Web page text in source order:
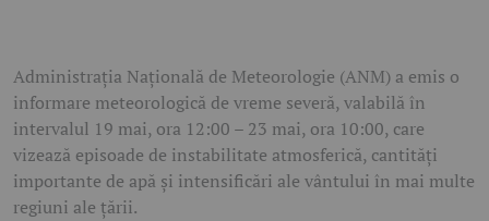
Administrația Națională de Meteorologie (ANM) a emis o
informare meteorologică de vreme severă, valabilă în
intervalul 19 mai, ora 12:00 – 23 mai, ora 10:00, care
vizează episoade de instabilitate atmosferică, cantități
importante de apă și intensificări ale vântului în mai multe
regiuni ale țării.